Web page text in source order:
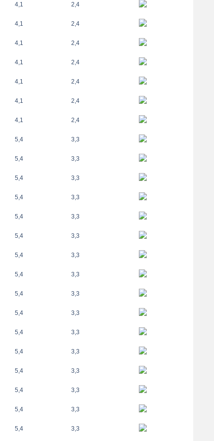
4,1 2,4
4,1 2,4
4,1 2,4
4,1 2,4
4,1 2,4
4,1 2,4
4,1 2,4
5,4 3,3
5,4 3,3
5,4 3,3
5,4 3,3
5,4 3,3
5,4 3,3
5,4 3,3
5,4 3,3
5,4 3,3
5,4 3,3
5,4 3,3
5,4 3,3
5,4 3,3
5,4 3,3
5,4 3,3
5,4 3,3